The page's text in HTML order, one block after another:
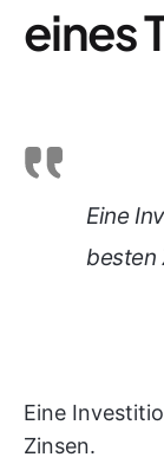
eines
Eine
besten
Eine
Zinsen.